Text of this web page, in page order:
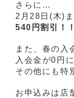
さらに…
2月28日(木)
540円割引！！
また、春の入
入会金が0円
その他にも特
お申込みは店